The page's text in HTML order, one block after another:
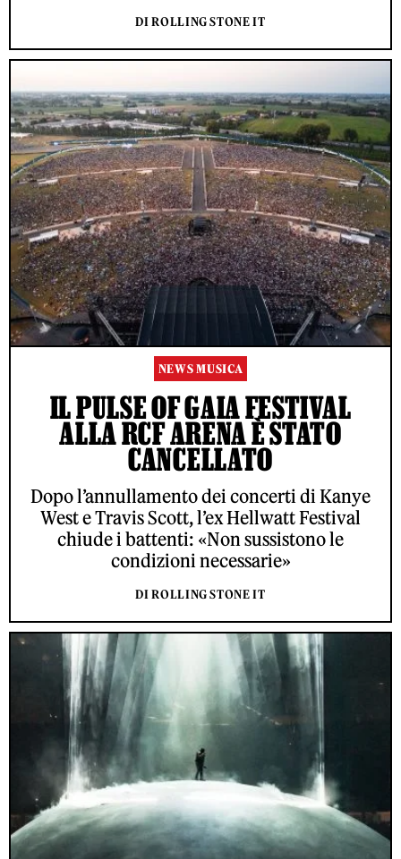
DI ROLLING STONE IT
NEWS MUSICA
IL PULSE OF GAIA FESTIVAL
ALLA RCF ARENA È STATO
CANCELLATO
Dopo l’annullamento dei concerti di Kanye
West e Travis Scott, l’ex Hellwatt Festival
chiude i battenti: «Non sussistono le
condizioni necessarie»
DI ROLLING STONE IT